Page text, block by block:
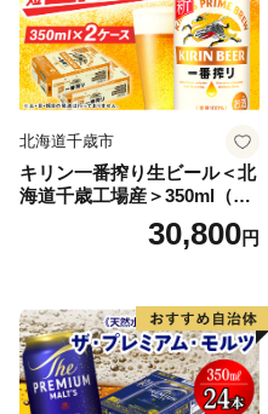
北海道千歳市
キリン一番搾り生ビール＜北
海道千歳工場産＞350ml（24
30,800円